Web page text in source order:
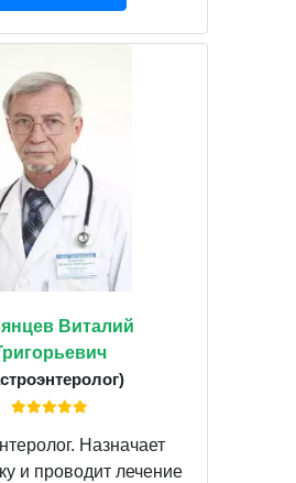
Виталий
Назначает
и проводит лечение